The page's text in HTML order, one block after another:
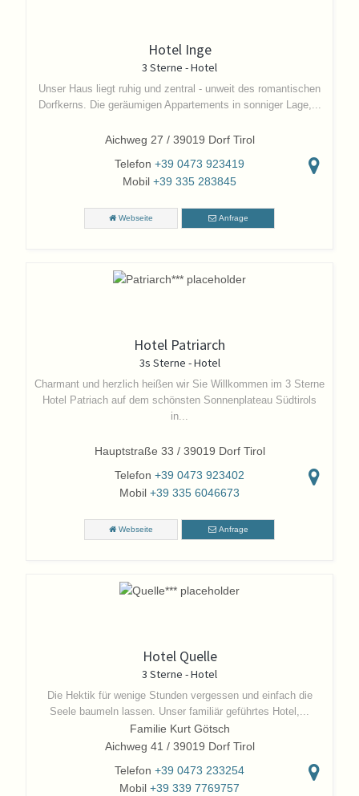
Hotel Inge
3 Sterne - Hotel
Unser Haus liegt ruhig und zentral - unweit des romantischen
Dorfkerns. Die geräumigen Appartements in sonniger Lage,...
Aichweg 27 / 39019 Dorf Tirol
Telefon +39 0473 923419
Mobil +39 335 283845
Webseite Anfrage
Hotel Patriarch
3s Sterne - Hotel
Charmant und herzlich heißen wir Sie Willkommen im 3 Sterne
Hotel Patriach auf dem schönsten Sonnenplateau Südtirols
in...
Hauptstraße 33 / 39019 Dorf Tirol
Telefon +39 0473 923402
Mobil +39 335 6046673
Webseite Anfrage
Hotel Quelle
3 Sterne - Hotel
Die Hektik für wenige Stunden vergessen und einfach die
Seele baumeln lassen. Unser familiär geführtes Hotel,...
Familie Kurt Götsch
Aichweg 41 / 39019 Dorf Tirol
Telefon +39 0473 233254
Mobil +39 339 7769757